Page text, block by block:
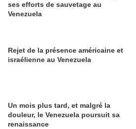
ses efforts de sauvetage au
Venezuela
Rejet de la présence américaine et
israélienne au Venezuela
Un mois plus tard, et malgré la
douleur, le Venezuela poursuit sa
renaissance